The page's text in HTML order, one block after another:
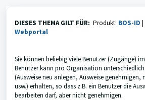
DIESES THEMA GILT FÜR: Produkt: BOS-ID |
Webportal
Sie können beliebig viele Benutzer (Zugänge)
Benutzer kann pro Organisation
(Ausweise neu anlegen, Ausweise genehmigen,
usw.) erhalten, so dass z.B. ein Benutzer die
bearbeiten darf, aber nicht genehmigen.